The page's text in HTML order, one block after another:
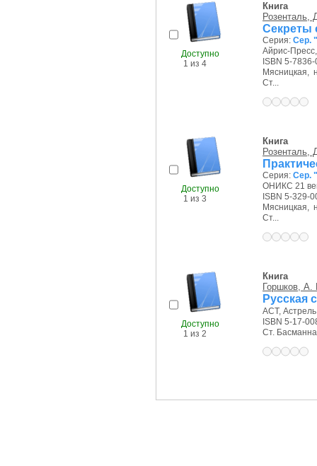
Доступно
1 из 4
Книга
Розенталь,
Секреты
Серия: Сер.
Айрис-
ISBN 5-
Мясницкая,
Ст...
Доступно
1 из 3
Книга
Розенталь,
Серия: Сер.
ОНИКС 21
ISBN 5-329-
Мясницкая,
Ст...
Доступно
1 из 2
Книга
Горшков, А.
Русская
АСТ,
ISBN 5-17-
Ст.